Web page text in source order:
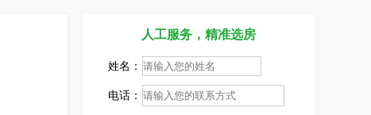
人工服务，精准选房
姓名：
电话：